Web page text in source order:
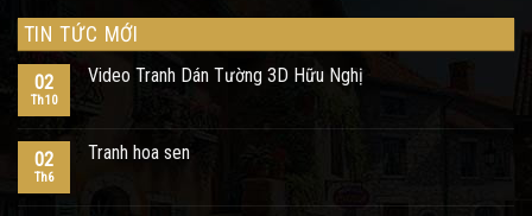
TIN TỨC MỚI
02
Th10
Video Tranh Dán Tường 3D Hữu Nghị
02
Th6
Tranh hoa sen